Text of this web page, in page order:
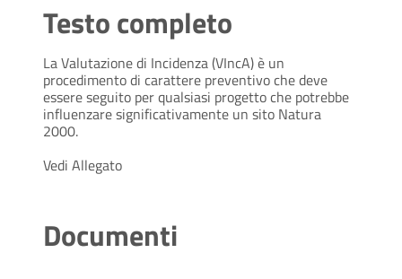
Testo completo
La Valutazione di Incidenza (VIncA) è un
procedimento di carattere preventivo che deve
essere seguito per qualsiasi progetto che potrebbe
influenzare significativamente un sito Natura
2000.
Vedi Allegato
Documenti